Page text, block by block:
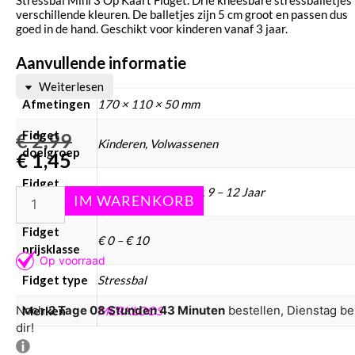
verschillende kleuren. De balletjes zijn 5 cm groot en passen dus
goed in de hand. Geschikt voor kinderen vanaf 3 jaar.
Aanvullende informatie
Afmetingen 170 × 110 × 50 mm
Fidget
doelgroep
Kinderen, Volwassenen
Fidget
leeftijd
3 – 6 Jaar, 6 – 9 Jaar, 9 – 12 Jaar
Fidget
prijsklasse
€ 0 – € 10
Fidget type Stressbal
Merken MERKLOOS
Weiterlesen
€2,99
€1,45
Noch2 Tage 08 Stunden 43 Minuten bestellen, Dienstag
dir!